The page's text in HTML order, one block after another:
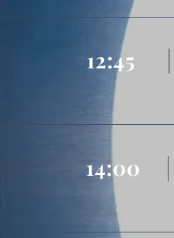
12:45
14:00